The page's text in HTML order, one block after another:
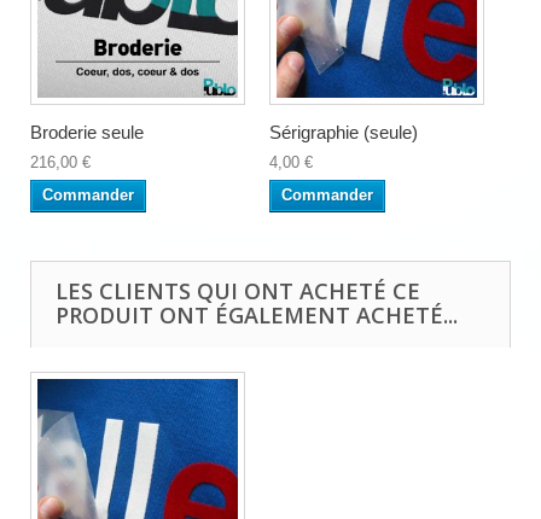
Broderie seule
216,00 €
Commander
Sérigraphie (seule)
4,00 €
Commander
LES CLIENTS QUI ONT ACHETÉ CE
PRODUIT ONT ÉGALEMENT ACHETÉ...